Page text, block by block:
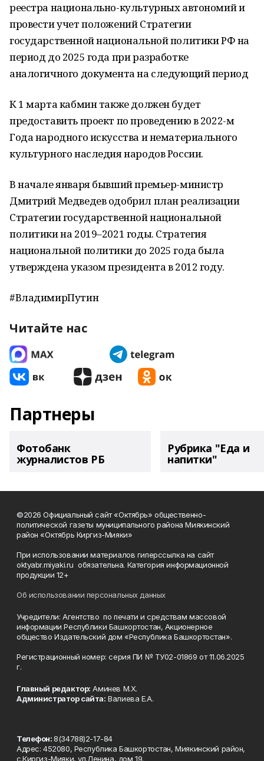
реестра национально-культурных автономий и
провести учет положений Стратегии
государственной национальной политики РФ на
период до 2025 года при разработке
аналогичного документа на следующий период
К 1 марта кабмин также должен будет
предоставить проект по проведению в 2022-м
Года народного искусства и нематериального
культурного наследия народов России.
В начале января бывший премьер-министр
Дмитрий Медведев одобрил план реализации
Стратегии государственной национальной
политики на 2019–2021 годы. Стратегия
национальной политики до 2025 года была
утверждена указом президента в 2012 году.
#ВладимирПутин
Читайте нас
Партнеры
Фотобанк
журналистов РБ
Рубрика "Еда и
напитки"
©2026 Официальный сайт «Октябрь» общественно-
политической газеты муниципального района Миякинский
район «Октябрь Киргиз-Мияки»
При использовании материалов гиперссылка на сайт
oktyabr.miyaki.ru обязательна. Категория информационной
продукции 12+
Об использовании персональных данных
Учредители: Агентство по печати и средствам массовой
информации Республики Башкортостан, Акционерное
общество Издательский дом «Республика Башкортостан».
Регистрационный номер: серия ПИ № ТУ02-01869 от 11.06.2025
г.
Главный редактор: Аминев М.Х.
Администратор сайта: Валиева Е.А.
Телефон:8(34788)2-17-84
Адрес: 452080, Республика Башкортостан, Миякинский район,
с.Киргиз-Мияки, ул.Ленина, дом 19.